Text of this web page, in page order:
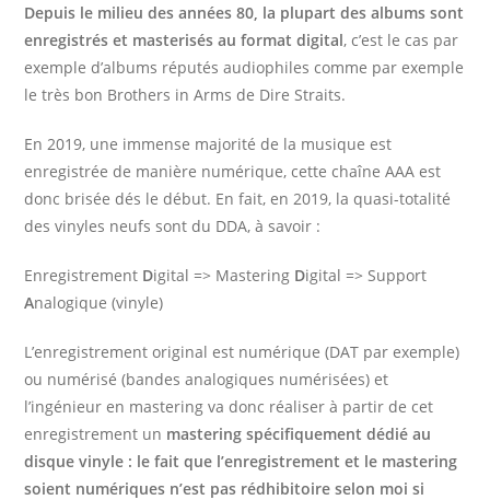
Depuis le milieu des années 80, la plupart des albums sont
enregistrés et masterisés au format digital, c’est le cas par
exemple d’albums réputés audiophiles comme par exemple
le très bon Brothers in Arms de Dire Straits.
En 2019, une immense majorité de la musique est
enregistrée de manière numérique, cette chaîne AAA est
donc brisée dés le début. En fait, en 2019, la quasi-totalité
des vinyles neufs sont du DDA, à savoir :
Enregistrement Digital => Mastering Digital => Support
Analogique (vinyle)
L’enregistrement original est numérique (DAT par exemple)
ou numérisé (bandes analogiques numérisées) et
l’ingénieur en mastering va donc réaliser à partir de cet
enregistrement un mastering spécifiquement dédié au
disque vinyle : le fait que l’enregistrement et le mastering
soient numériques n’est pas rédhibitoire selon moi si